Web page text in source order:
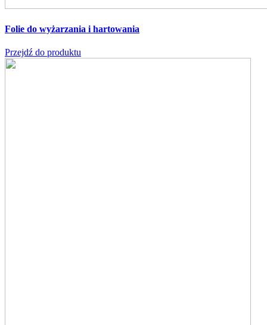
Folie do wyżarzania i hartowania
Przejdź do produktu